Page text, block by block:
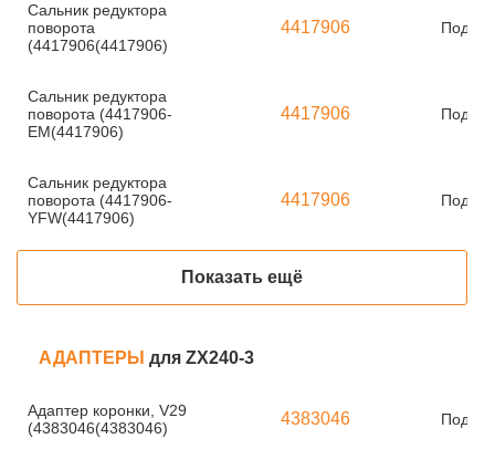
Сальник редуктора
поворота
(4417906(4417906)
4417906 Под
Сальник редуктора
поворота (4417906-
EM(4417906)
4417906 Под
Сальник редуктора
поворота (4417906-
YFW(4417906)
4417906 Под
Показать ещё
АДАПТЕРЫ для ZX240-3
Адаптер коронки, V29
(4383046(4383046)
4383046 Под